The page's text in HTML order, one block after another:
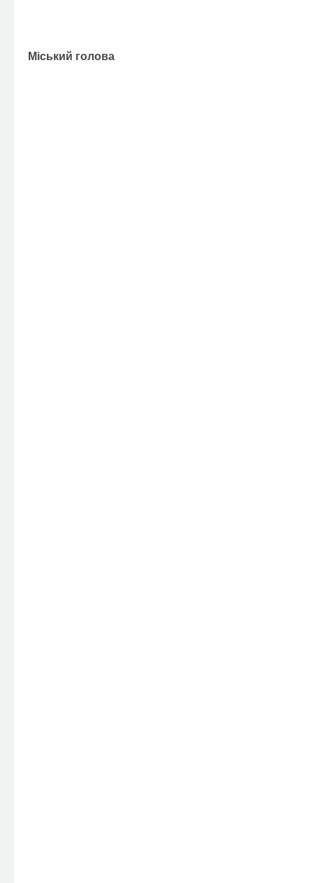
Міський голова